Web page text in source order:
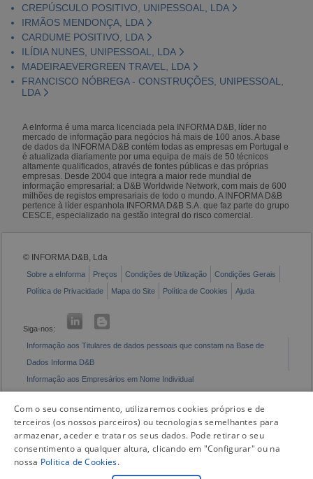
CREPÚSCULO POSITIVO, UNIPESSOAL, LDA
IRMÃOS MENDONÇA, LDA
CARDUME POSITIVO, LDA
ILÍDIA NUNES, UNIPESSOAL, LDA
MADEIRAEVERGREEN TRAVEL, LDA
FRANCISCO NÓBREGA - CONSTRUÇÕES, UNIPESSOAL,
LDA
A eInforma é uma marca licenciada pela INFORMA D&B, líder no
mercado de informação para negócios há mais de 100 anos. A base
de dados da INFORMA D&B contém todas as empresas em Portugal e
é atualizada diariamente por uma equipa de mais de 50 técnicos
altamente qualificados, através de fontes públicas e das próprias
empresas. Desde 2004 que integra a maior rede mundial de
informação empresarial: a D&B Worldwide Network, com mais de 600
milhões de registos empresariais de todo o mundo. A INFORMA D&B
pertence à líder espanhola INFORMA D&B S.A. que faz parte do grupo
CESCE, especializado na gestão integral do risco comercial.
© INFORMA D&B, Lda
Sobre a eInforma Preços Condições de Utilização
Condições Gerais
Política de Privacidade
Mapa do Site Política de Cookies Ajuda
Siga-nos:
Informação aos Titulares de dados pessoais que constam na Base de
Dados Informa D&B
Informação aos Empresários em Nome Individual
Com o seu consentimento, utilizaremos cookies próprios e de
terceiros (os nossos parceiros) ou tecnologias semelhantes para
armazenar, aceder e tratar os seus dados. Pode retirar o seu
consentimento a qualquer altura, clicando em "Configurar" ou na
nossa Politica de Cookies.